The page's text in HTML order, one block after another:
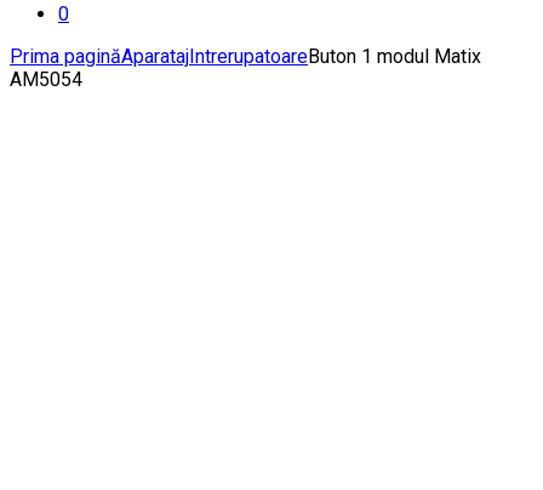
0
Prima paginăAparatajIntrerupatoareButon 1 modul Matix
AM5054